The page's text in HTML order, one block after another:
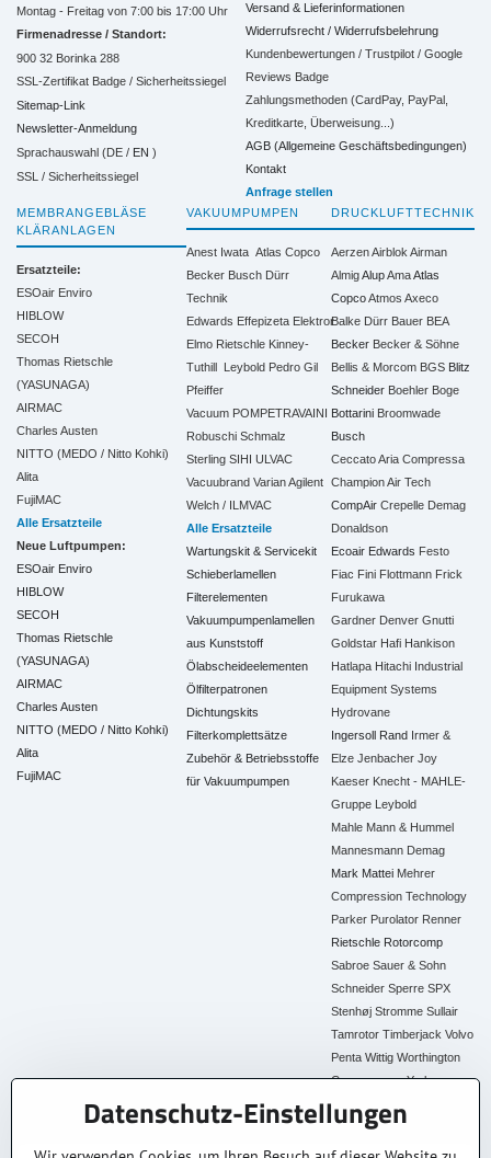
Montag - Freitag von 7:00 bis 17:00 Uhr
Firmenadresse / Standort:
900 32 Borinka 288
SSL-Zertifikat Badge / Sicherheitssiegel
Sitemap-Link
Newsletter-Anmeldung
Sprachauswahl (DE / EN )
SSL / Sicherheitssiegel
Versand & Lieferinformationen
Widerrufsrecht / Widerrufsbelehrung
Kundenbewertungen / Trustpilot / Google
Reviews Badge
Zahlungsmethoden (CardPay, PayPal,
Kreditkarte, Überweisung...)
AGB (Allgemeine Geschäftsbedingungen)
Kontakt
Anfrage stellen
MEMBRANGEBLÄSE
KLÄRANLAGEN
Ersatzteile:
ESOair Enviro
HIBLOW
SECOH
Thomas Rietschle
(YASUNAGA)
AIRMAC
Charles Austen
NITTO (MEDO / Nitto Kohki)
Alita
FujiMAC
Alle Ersatzteile
Neue Luftpumpen:
ESOair Enviro
HIBLOW
SECOH
Thomas Rietschle
(YASUNAGA)
AIRMAC
Charles Austen
NITTO (MEDO / Nitto Kohki)
Alita
FujiMAC
VAKUUMPUMPEN
Anest Iwata Atlas Copco
Becker Busch Dürr
Technik
Edwards Effepizeta Elektror
Elmo Rietschle Kinney-
Tuthill
Leybold Pedro Gil
Pfeiffer
Vacuum POMPETRAVAINI
Robuschi Schmalz
Sterling SIHI
ULVAC
Vacuubrand Varian Agilent
Welch / ILMVAC
Alle Ersatzteile
Wartungskit & Servicekit
Schieberlamellen
Filterelementen
Vakuumpumpenlamellen
aus Kunststoff
Ölabscheideelementen
Ölfilterpatronen
Dichtungskits
Filterkomplettsätze
Zubehör & Betriebsstoffe
für Vakuumpumpen
DRUCKLUFTTECHNIK
AerzenAirblok Airman
Almig Alup Ama Atlas
Copco Atmos Axeco
Balke Dürr Bauer BEA
Becker Becker & Söhne
Bellis & Morcom BGS Blitz
Schneider Boehler Boge
Bottarini Broomwade
Busch
Ceccato Aria Compressa
Champion Air Tech
CompAir Crepelle Demag
Donaldson
Ecoair Edwards Festo
Fiac Fini Flottmann Frick
Furukawa
Gardner Denver Gnutti
Goldstar Hafi Hankison
Hatlapa Hitachi Industrial
Equipment Systems
Hydrovane
Ingersoll Rand Irmer &
Elze Jenbacher Joy
Kaeser Knecht - MAHLE-
Gruppe Leybold
Mahle Mann & Hummel
Mannesmann Demag
Mark Mattei Mehrer
Compression Technology
Parker Purolator Renner
Rietschle Rotorcomp
Sabroe Sauer & Sohn
Schneider Sperre SPX
Stenhøj Stromme Sullair
Tamrotor Timberjack Volvo
Penta Wittig Worthington
Creyssensac York
Alle Ersatzteile
Datenschutz-Einstellungen